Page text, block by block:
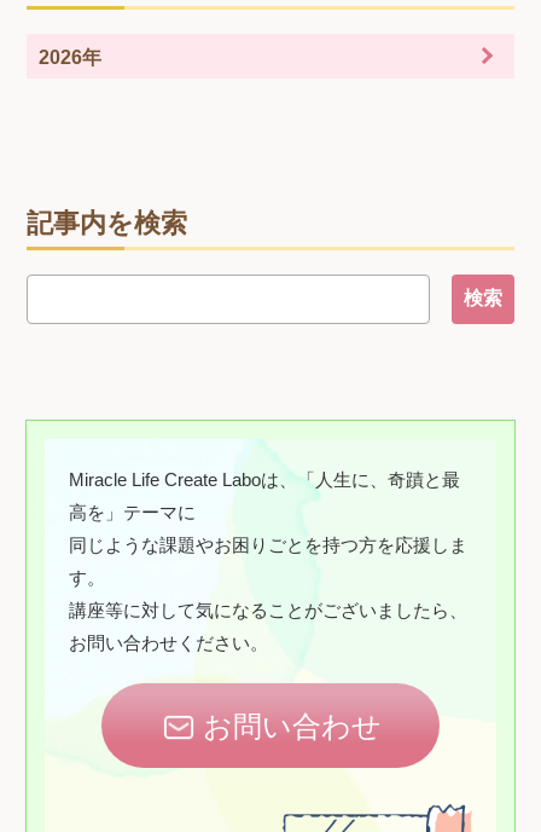
記事内を検索
2026年
Miracle Life Create Laboは、「人生に、奇蹟と最
高を」テーマに
同じような課題やお困りごとを持つ方を応援しま
す。
講座等に対して気になることがございましたら、
お問い合わせください。
お問い合わせ